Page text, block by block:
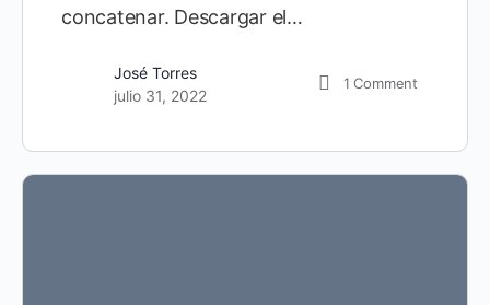
concatenar. Descargar el…
José Torres
julio 31, 2022
1Comment